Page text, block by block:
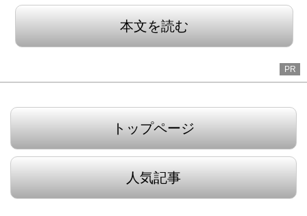
本文を読む
PR
トップページ
人気記事